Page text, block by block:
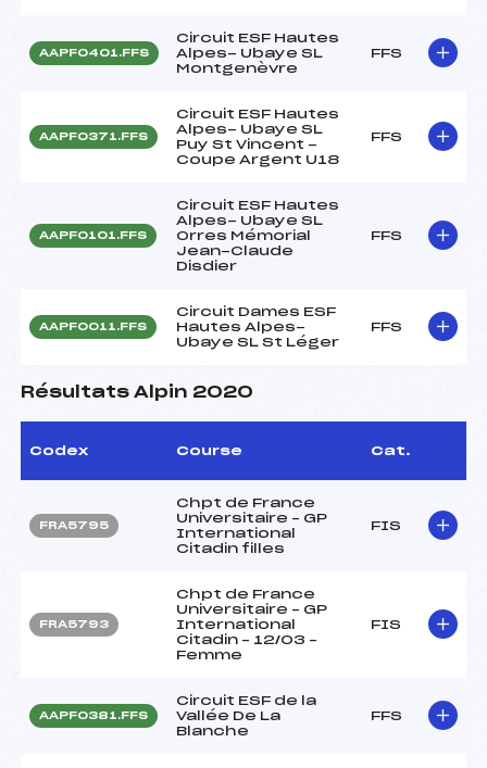
AAPF0401.FFS
Circuit ESF Hautes
Alpes- Ubaye SL
Montgenèvre
FFS
AAPF0371.FFS
Circuit ESF Hautes
Alpes- Ubaye SL
Puy St Vincent -
Coupe Argent U18
FFS
AAPF0101.FFS
Circuit ESF Hautes
Alpes- Ubaye SL
Orres Mémorial
Jean-Claude
Disdier
FFS
AAPF0011.FFS
Circuit Dames ESF
Hautes Alpes-
Ubaye SL St Léger
FFS
Résultats Alpin 2020
Codex Course Cat.
FRA5795
Chpt de France
Universitaire – GP
International
Citadin filles
FIS
FRA5793
Chpt de France
Universitaire – GP
International
Citadin – 12/03 –
Femme
FIS
AAPF0381.FFS
Circuit ESF de la
Vallée De La
Blanche
FFS